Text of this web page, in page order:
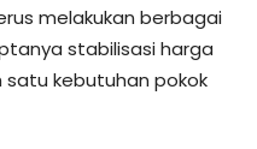
melakukan berbagai
stabilisasi harga
kebutuhan pokok